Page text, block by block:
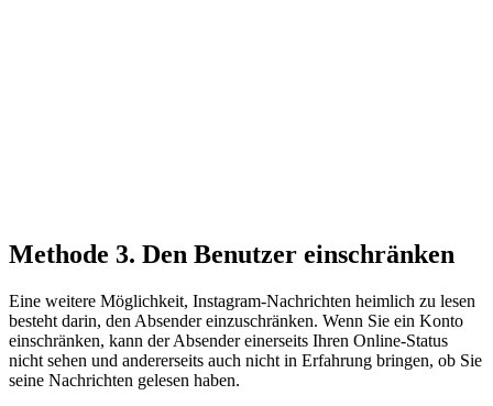
Methode 3. Den Benutzer einschränken
Eine weitere Möglichkeit, Instagram-Nachrichten heimlich zu lesen
besteht darin, den Absender einzuschränken. Wenn Sie ein Konto
einschränken, kann der Absender einerseits Ihren Online-Status
nicht sehen und andererseits auch nicht in Erfahrung bringen, ob Sie
seine Nachrichten gelesen haben.